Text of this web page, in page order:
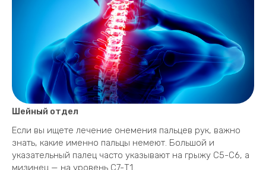
Шейный отдел
Если вы ищете лечение онемения пальцев рук, важно
знать, какие именно пальцы немеют. Большой и
указательный палец часто указывают на грыжу С5-С6, а
мизинец — на уровень С7-Т1.